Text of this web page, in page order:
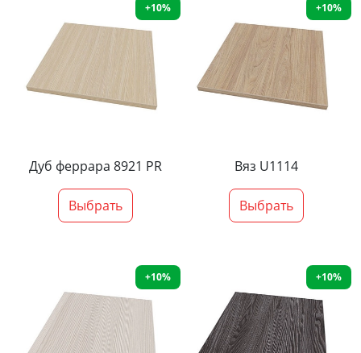
+10%
Дуб феррара 8921 PR
Выбрать
+10%
Вяз U1114
Выбрать
+10% +10%